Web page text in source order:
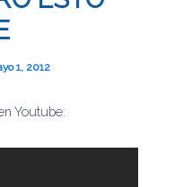
1, 2012
Youtube: